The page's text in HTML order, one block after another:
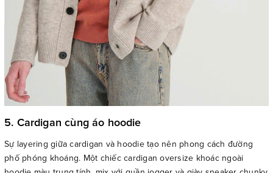
5. Cardigan cùng áo hoodie
Sự layering giữa cardigan và hoodie tạo nên phong cách đường
phố phóng khoáng. Một chiếc cardigan oversize khoác ngoài